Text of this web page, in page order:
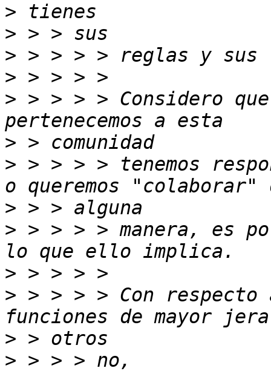
>
>
>
>
> > > > > Considero
>
> > > > > tenemos
>
> > > > > manera, es
>
> > > > > Con respecto
>
>